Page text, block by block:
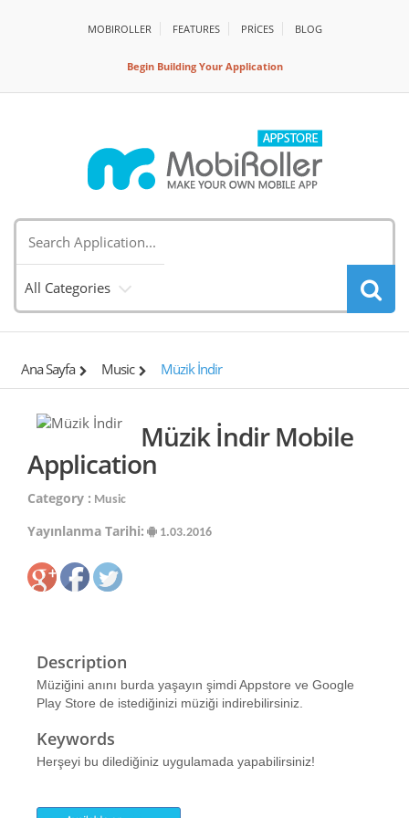
MOBIROLLER FEATURES PRİCES BLOG
Begin Building Your Application
All Categories
Ana Sayfa Music Müzik İndir
Müzik İndir Mobile
Application
Category : Music
Yayınlanma Tarihi: 1.03.2016
Description
Müziğini anını burda yaşayın şimdi Appstore ve Google
Play Store de istediğinizi müziği indirebilirsiniz.
Keywords
Herşeyi bu dilediğiniz uygulamada yapabilirsiniz!